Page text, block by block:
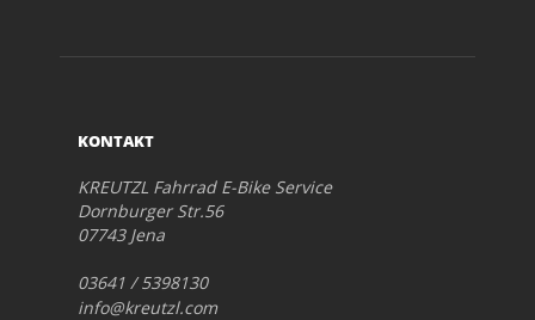
KONTAKT
KREUTZL Fahrrad E-Bike Service
Dornburger Str.56
07743 Jena
03641 / 5398130
info@kreutzl.com